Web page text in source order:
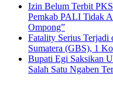
Izin Belum Terbit
Pemkab PALI Tidak
Ompong”
Fatality Serius
Sumatera (GBS), 1
Bupati Egi Saksikan
Salah Satu Ngaben